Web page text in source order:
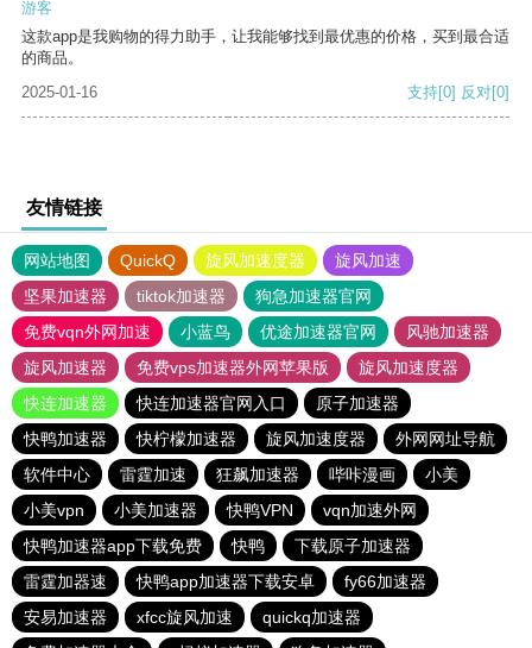
游客
这款app是我购物的得力助手，让我能够找到最优惠的价格，买到最合适
的商品。
2025-01-16
支持[0] 反对[0]
友情链接
网站地图 QuickQ 旋风加速度器
旋风加速
坚果加速器
tiktok加速器
狗急加速器官网
免费vqn外网加速
小蓝鸟 优途加速器官网
风驰加速器
旋风加速器
免费vps加速器外网苹果版
旋风加速度器
快连加速器
快连加速器官网入口
原子加速器
快鸭加速器
快柠檬加速器 旋风加速度器
外网网址导航
软件中心
雷霆加速 狂飙加速器 哔咔漫画
小美
小美vpn
小美加速器 快鸭VPN
vqn加速外网
快鸭加速器app下载免费
快鸭
下载原子加速器
雷霆加器速
快鸭app加速器下载安卓
fy66加速器
安易加速器
xfcc旋风加速
quickq加速器